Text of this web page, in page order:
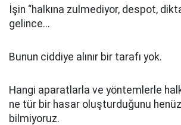
İşin “halkına zulmediyor, despot,
gelince...
Bunun ciddiye alınır bir tarafı yok.
Hangi aparatlarla ve yöntemlerle
ne tür bir hasar oluşturduğunu
bilmiyoruz.